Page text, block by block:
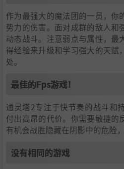
作为最强大的魔法团的一员，你
势力的伤害。面对成群的敌人和
动态战斗。注意弱点与属性，最
得经验来升级和学习强大的天赋
处。
最佳的Fps游戏！
通灵塔2专注于快节奏的战斗和
付出高昂的代价。你需要敏捷的
有机会战胜隐藏在阴影中的危险
没有相同的游戏